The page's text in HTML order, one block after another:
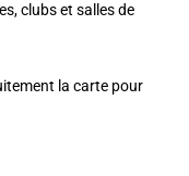
clubs et salles de
la carte pour